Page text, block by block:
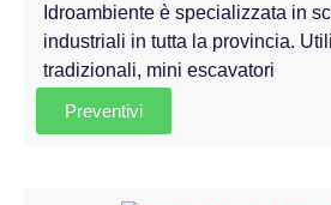
Idroambiente è specializzata in
industriali in tutta la provincia.
tradizionali, mini escavatori
Preventivi